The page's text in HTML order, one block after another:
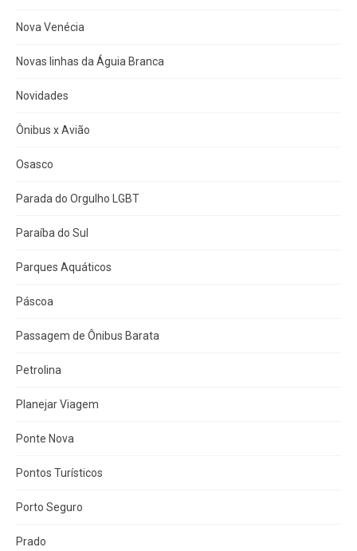
Nova Venécia
Novas linhas da Águia Branca
Novidades
Ônibus x Avião
Osasco
Parada do Orgulho LGBT
Paraíba do Sul
Parques Aquáticos
Páscoa
Passagem de Ônibus Barata
Petrolina
Planejar Viagem
Ponte Nova
Pontos Turísticos
Porto Seguro
Prado